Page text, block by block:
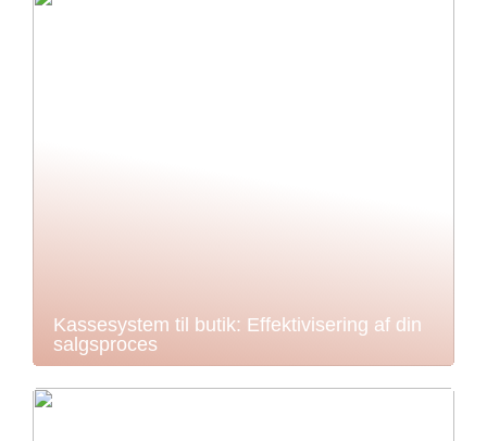
Kassesystem til butik: Effektivisering af din
salgsproces